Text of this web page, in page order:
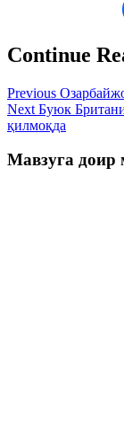
Continue
Previous
Next Буюк
қилмоқда
Мавзуга доир